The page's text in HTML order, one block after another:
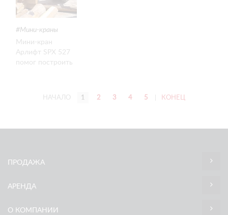
Мини-краны
Мини-кран
Арлифт SPX 527
помог построить
в Одинцовском
НАЧАЛО 1 2 3 4 5 КОНЕЦ
ПРОДАЖА
АРЕНДА
О КОМПАНИИ